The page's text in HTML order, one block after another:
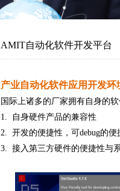
AMIT自动化软件开发平台
产业自动化软件应用开发环
国际上诸多的厂家拥有自身的
1.
自身硬件产品的兼容性
2. 开发的便捷性，可debug的便
3. 接入第三方硬件的便捷性与